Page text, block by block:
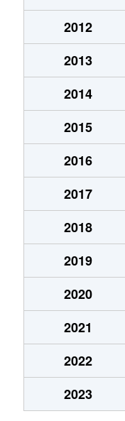
東丸太町
東丸太町
東門前町
東門前町
孫橋町
南門前町
八瀬野瀬町
八瀬野瀬町
八瀬野瀬町
八瀬野瀬町
山端川端町
山端川原町
山端川原町
下鴨東梅ノ木町
下鴨東塚本町
下鴨東塚本町
修学院西沮沢町
浄土寺真如町
田中西春菜町
田中樋ノ口町
松ケ崎御所ノ内町
松ケ崎小竹藪町
松ケ崎小脇町
松ケ崎正田町
松ケ崎正田町
岩倉西河原町
岩倉幡枝町
岩倉幡枝町
岩倉花園町
岩倉花園町
岩倉花園町
岩倉花園町
岩倉花園町
岩倉花園町
岩倉三笠町
岩倉南池田町
岩倉三宅町
2012
2013
2014
2015
2016
2017
2018
2019
2020
2021
2022
2023